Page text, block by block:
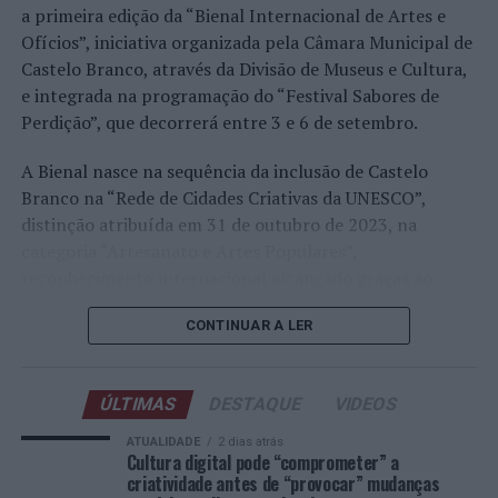
Faria, Henrique Rocha, Frederico Ferreira Silva, Tiago
Pereira e Tiago Torres integraram o quadro principal,
beneficiando, de igual modo, da reorganização dos wild
cards após as entradas diretas de alguns jogadores.
Entre os portugueses, Tiago Torres e Jaime Faria
protagonizaram as melhores campanhas da edição,
ambos alcançando os quartos de final. Torres assinou
um dos resultados mais marcantes do torneio ao
neerlandês Botic van de Zandschulp, alcançando
também os quartos de final, onde acabou eliminado pelo
italiano Luciano Darderi, num encontro decidido em três
a primeira edição da “Bienal Internacional de Artes e
Ofícios”, iniciativa organizada pela Câmara Municipal de
Castelo Branco, através da Divisão de Museus e Cultura,
e integrada na programação do “Festival Sabores de
Perdição”, que decorrerá entre 3 e 6 de setembro.
A Bienal nasce na sequência da inclusão de Castelo
Branco na “Rede de Cidades Criativas da UNESCO”,
distinção atribuída em 31 de outubro de 2023, na
“valor patrimonial, artístico e identitário” do “Bordado
de Castelo Branco”, uma das manifestações mais
da identidade albicastrense.
Ao longo de dois dias, especialistas nacionais e
internacionais, investigadores, artesãos, representantes
institucionais, organismos públicos, instituições de
CONTINUAR A LER
ÚLTIMAS
ATUALIDADE 2 dias atrás
Cultura digital pode “comprometer” a
criatividade antes de “provocar” mudanças